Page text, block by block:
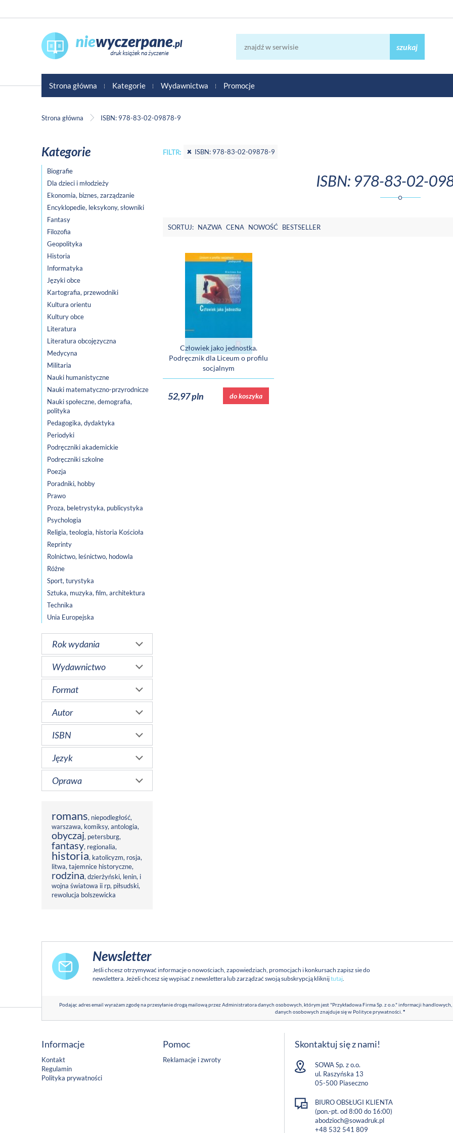
szukaj
Strona główna Kategorie Wydawnictwa Promocje
Strona główna ISBN: 978-83-02-09878-9
Kategorie
Biografie
Dla dzieci i młodzieży
Ekonomia, biznes, zarządzanie
Encyklopedie, leksykony, słowniki
Fantasy
Filozofia
Geopolityka
Historia
Informatyka
Języki obce
Kartografia, przewodniki
Kultura orientu
Kultury obce
Literatura
Literatura obcojęzyczna
Medycyna
Militaria
Nauki humanistyczne
Nauki matematyczno-przyrodnicze
Nauki społeczne, demografia,
polityka
Pedagogika, dydaktyka
Periodyki
Podręczniki akademickie
Podręczniki szkolne
Poezja
Poradniki, hobby
Prawo
Proza, beletrystyka, publicystyka
Psychologia
Religia, teologia, historia Kościoła
Reprinty
Rolnictwo, leśnictwo, hodowla
Różne
Sport, turystyka
Sztuka, muzyka, film, architektura
Technika
Unia Europejska
Rok wydania
Wydawnictwo
Format
Autor
ISBN
Język
Oprawa
romans, niepodległość,
warszawa, komiksy,antologia,
obyczaj, petersburg,
fantasy, regionalia,
historia, katolicyzm, rosja,
litwa,tajemnice historyczne,
rodzina,dzierżyński, lenin, i
wojna światowa ii rp, piłsudski,
rewolucja bolszewicka
FILTR: ISBN: 978-83-02-09878-9
ISBN: 978-83-02-
SORTUJ: NAZWA CENA NOWOŚĆ BESTSELLER
Człowiek jako jednostka.
Podręcznik dla Liceum o profilu
socjalnym
52,97 pln do koszyka
Newsletter
Jeśli chcesz otrzymywać informacje o nowościach, zapowiedziach, promocjach i konkursach zapisz sie do
newslettera. Jeżeli chcesz się wypisać z newslettera lub zarządzać swoją subskrypcją kliknijtutaj.
Podając adres email wyrażam zgodę na przesyłanie drogą mailową przez Administratora danych osobowych, którym jest "Przykładowa Firma Sp. z o.o." informacji
danych osobowych znajduje się w Polityce prywatności.*
Informacje
Kontakt
Regulamin
Polityka prywatności
Pomoc
Reklamacje i zwroty
Skontaktuj się z nami!
SOWA Sp. z o.o.
ul. Raszyńska 13
05-500 Piaseczno
BIURO OBSŁUGI KLIENTA
(pon.-pt. od 8:00 do 16:00)
abodzioch@sowadruk.pl
+48 532 541 809